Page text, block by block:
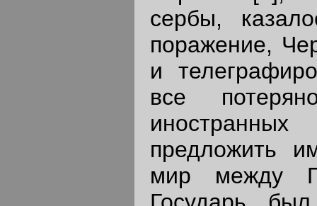
сербы,
поражение,
и
все
предложить
мир между